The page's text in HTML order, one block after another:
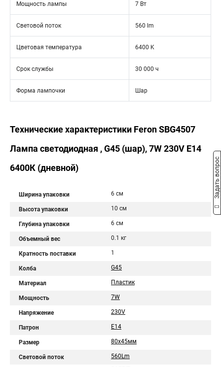
Мощность лампы 7 Вт
Световой поток 560 lm
Цветовая температура 6400 K
Срок службы 30 000 ч
Форма лампочки Шар
Технические характеристики Feron SBG4507
Лампа светодиодная , G45 (шар), 7W 230V E14
6400К (дневной)
Ширина упаковки 6 см
Высота упаковки 10 см
Глубина упаковки 6 см
Объемный вес 0.1 кг
Кратность поставки 1
Колба G45
Материал Пластик
Мощность 7W
Напряжение 230V
Патрон E14
Размер 80х45мм
Световой поток 560Lm
Задать вопрос